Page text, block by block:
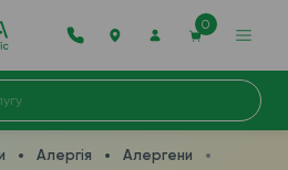
0
Алергія
Алергени